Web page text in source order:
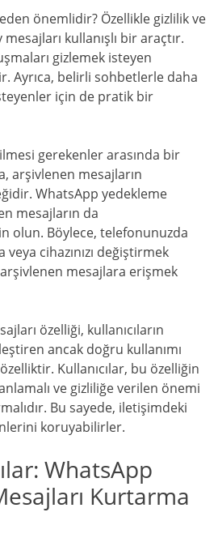
önemlidir? Özellikle gizlilik ve
kullanışlı bir araçtır.
gizlemek isteyen
Ayrıca, belirli sohbetlerle daha
için de pratik bir
gerekenler arasında bir
arşivlenen mesajların
WhatsApp yedekleme
mesajların da
olun. Böylece, telefonunuzda
cihazınızı değiştirmek
arşivlenen mesajlara erişmek
özelliği, kullanıcıların
ancak doğru kullanımı
Kullanıcılar, bu özelliğin
ve gizliliğe verilen önemi
Bu sayede, iletişimdeki
koruyabilirler.
WhatsApp
Kurtarma